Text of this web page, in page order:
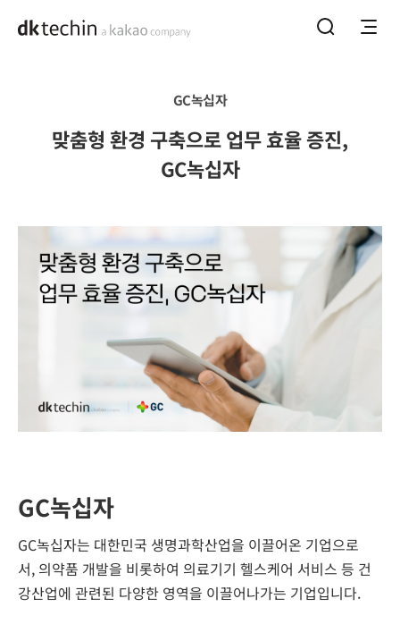
GC녹십자
맞춤형 환경 구축으로 업무 효율 증진,
GC녹십자
GC녹십자
GC녹십자는 대한민국 생명과학산업을 이끌어온 기업으로
서, 의약품 개발을 비롯하여 의료기기 헬스케어 서비스 등 건
강산업에 관련된 다양한 영역을 이끌어나가는 기업입니다.